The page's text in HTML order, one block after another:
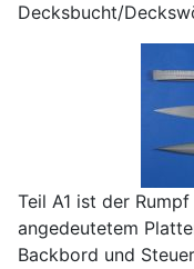
Decksbucht/
Teil A1 ist der
angedeutetem
Backbord und